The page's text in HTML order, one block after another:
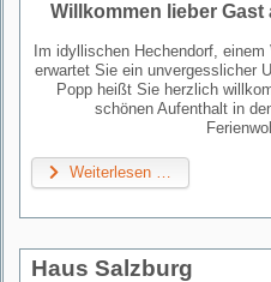
Willkommen lieber
Im idyllischen Hechendorf,
erwartet Sie ein unvergesslicher
Popp heißt Sie herzlich
schönen Aufenthalt in
Weiterlesen …
Haus Salzburg